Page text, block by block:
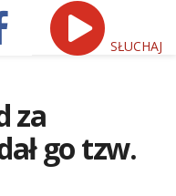
SŁUCHAJ
za
go tzw.